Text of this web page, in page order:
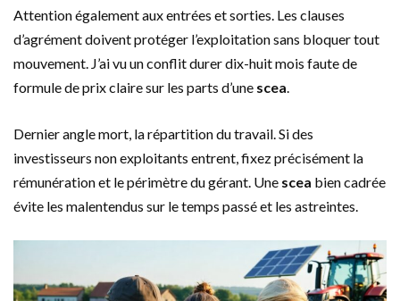
Attention également aux entrées et sorties. Les clauses
d’agrément doivent protéger l’exploitation sans bloquer tout
mouvement. J’ai vu un conflit durer dix-huit mois faute de
formule de prix claire sur les parts d’une scea.
Dernier angle mort, la répartition du travail. Si des
investisseurs non exploitants entrent, fixez précisément la
rémunération et le périmètre du gérant. Une scea bien cadrée
évite les malentendus sur le temps passé et les astreintes.